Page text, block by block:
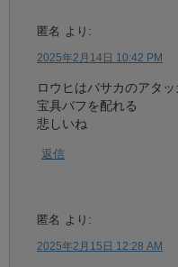
匿名 より:
2025年2月14日 10:42 PM
ロウヒはバサカのアタ
宝具バフを配れる
悲しいね
返信
匿名 より:
2025年2月15日 12:28 AM